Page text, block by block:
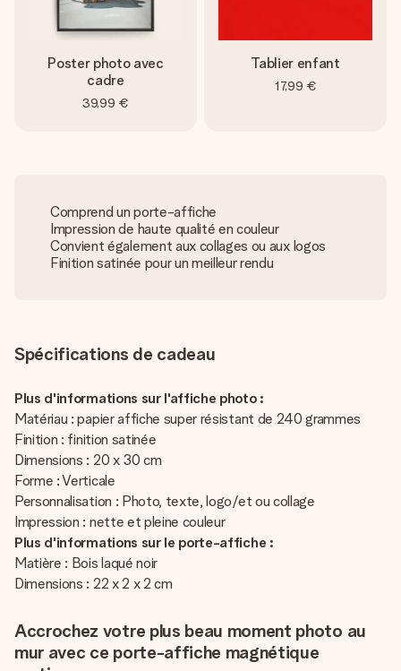
Poster photo avec
cadre
39,99 €
Tablier enfant
17,99 €
Comprend un porte-affiche
Impression de haute qualité en couleur
Convient également aux collages ou aux logos
Finition satinée pour un meilleur rendu
Spécifications de cadeau
Plus d'informations sur l'affiche photo :
Matériau : papier affiche super résistant de 240 grammes
Finition : finition satinée
Dimensions : 20 x 30 cm
Forme : Verticale
Personnalisation : Photo, texte, logo/et ou collage
Impression : nette et pleine couleur
Plus d'informations sur le porte-affiche :
Matière : Bois laqué noir
Dimensions : 22 x 2 x 2 cm
Accrochez votre plus beau moment photo au
mur avec ce porte-affiche magnétique